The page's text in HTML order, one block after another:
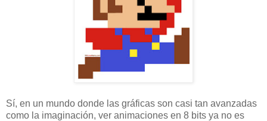
Sí, en un mundo donde las gráficas son casi tan avanzadas
como la imaginación, ver animaciones en 8 bits ya no es